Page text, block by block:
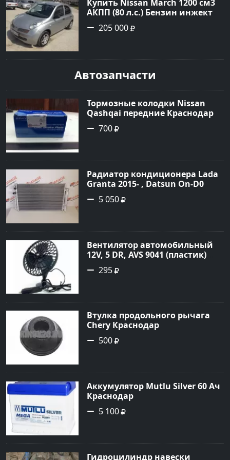
Купить Nissan March 1200 см3
АКПП (80 л.с.) Бензин инжектор
в Новороссийск: цвет серебро
Хетчбэк 2003 года по цене
205 000
Автозапчасти
Тормозные колодки Nissan
Qashqai передние Краснодар
700
Радиатор кондиционера Lada
Granta 2015- , Datsun On-D0
2016- Краснодар
5 050
Вентилятор автомобильный
12V, 5 DR, AVS 9041 (пластик)
Краснодар
295
Втулка продольного рычага
Chery Краснодар
500
Аккумулятор Mutlu Silver 60 Ач
Краснодар
5 100
Гидроцилиндр навески